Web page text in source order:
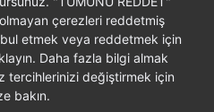
çerezleri reddetmiş
etmek veya reddetmek için
Daha fazla bilgi almak
tercihlerinizi değiştirmek için
bakın.